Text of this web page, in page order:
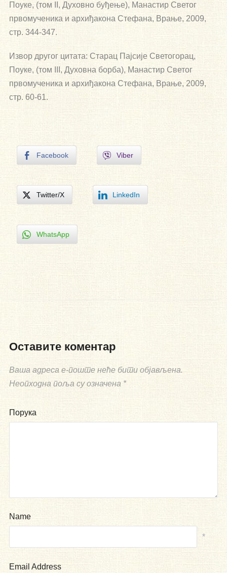
Поуке, (том II, Духовно буђење), Манастир Светог
првомученика и архиђакона Стефана, Врање, 2009,
стр. 344-347.
Извор другог цитата: Старац Пајсије Светогорац,
Поуке, (том III, Духовна борба), Манастир Светог
првомученика и архиђакона Стефана, Врање, 2009,
стр. 60-61.
Facebook Viber
Twitter/X LinkedIn
WhatsApp
Оставите коментар
Ваша адреса е-поште неће бити објављена.
Неопходна поља су означена *
Порука
Name
*
Email Address